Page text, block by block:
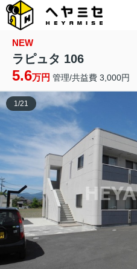
NEW
ラピュタ 106
5.6万円 管理/共益費 3,000円
1/21